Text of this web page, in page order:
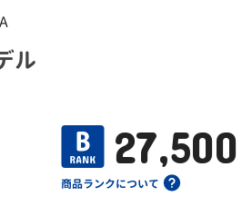
ル
商品ランクについて
27,500